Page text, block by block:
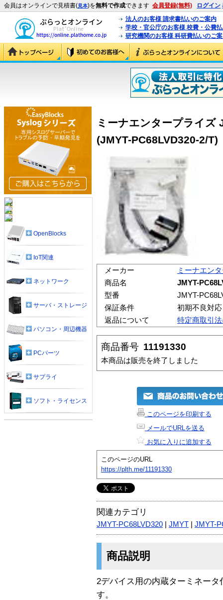
会員はオンラインで見積書(見本)を無料で作成できます 会員登録(無料) ログイン
法人のお客様 請求書払いのご案内
学校・官公庁のお客様 校費・公費
研究機関のお客様 科研費払いのご
ミーナエンタープライズ
(JMYT-PC68LVD320-2/T)
メーカー
ミーナエン
商品名
JMYT-
型番
JMYT-
保証条件
初期不良対
返品について
特定商取引
商品番号 11191330
本商品は販売を終了しました
このページを印刷する
メールでURLを送る
お気に入りに追加する
このページのURL
https://plth.me/11191330
関連カテゴリ
JMYT-PC68LVD320 JMYT JMYT-
商品説明
2デバイス用の内蔵ターミネー
す。
OpenBlocks
IoT関連
ネットワーク
サーバ・ストレージ
パソコン・周辺機器
PCパーツ
サプライ
ソフト・ライセンス